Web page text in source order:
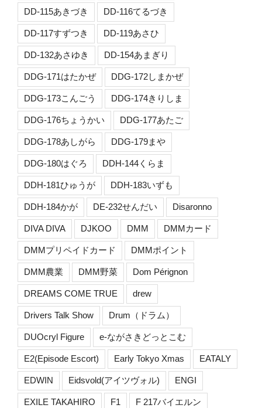
DD-115あきづき DD-116てるづき
DD-117すずつき DD-119あさひ
DD-132あさゆき DD-154あまぎり
DDG-171はたかぜ DDG-172しまかぜ
DDG-173こんごう DDG-174きりしま
DDG-176ちょうかい DDG-177あたご
DDG-178あしがら DDG-179まや
DDG-180はぐろ DDH-144くらま
DDH-181ひゅうが DDH-183いずも
DDH-184かが DE-232せんだい Disaronno
DIVA DIVA DJKOO DMM DMMカード
DMMプリペイドカード DMMポイント
DMM農業 DMM野菜 Dom Pérignon
DREAMS COME TRUE drew
Drivers Talk Show Drum（ドラム）
DUOcryl Figure e-ながさきどっとこむ
E2(Episode Escort) Early Tokyo Xmas EATALY
EDWIN Eidsvold(アイツヴォル) ENGI
EXILE TAKAHIRO F1 F 217バイエルン